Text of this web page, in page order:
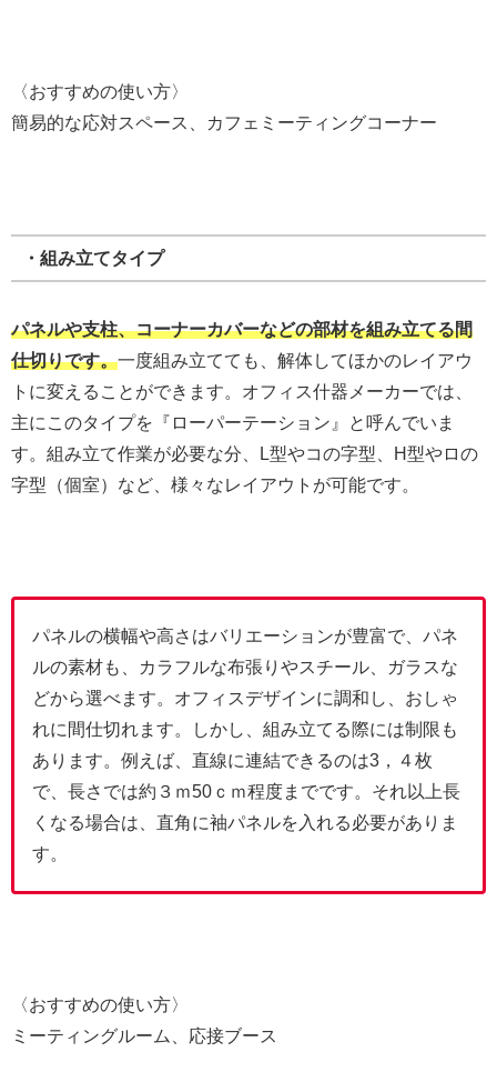
〈おすすめの使い方〉
簡易的な応対スペース、カフェミーティングコーナー
・組み立てタイプ
パネルや支柱、コーナーカバーなどの部材を組み立てる間
仕切りです。一度組み立てても、解体してほかのレイアウ
トに変えることができます。オフィス什器メーカーでは、
主にこのタイプを『ローパーテーション』と呼んでいま
す。組み立て作業が必要な分、L型やコの字型、H型やロの
字型（個室）など、様々なレイアウトが可能です。
パネルの横幅や高さはバリエーションが豊富で、パネ
ルの素材も、カラフルな布張りやスチール、ガラスな
どから選べます。オフィスデザインに調和し、おしゃ
れに間仕切れます。しかし、組み立てる際には制限も
あります。例えば、直線に連結できるのは3，４枚
で、長さでは約３ｍ50ｃｍ程度までです。それ以上長
くなる場合は、直角に袖パネルを入れる必要がありま
す。
〈おすすめの使い方〉
ミーティングルーム、応接ブース